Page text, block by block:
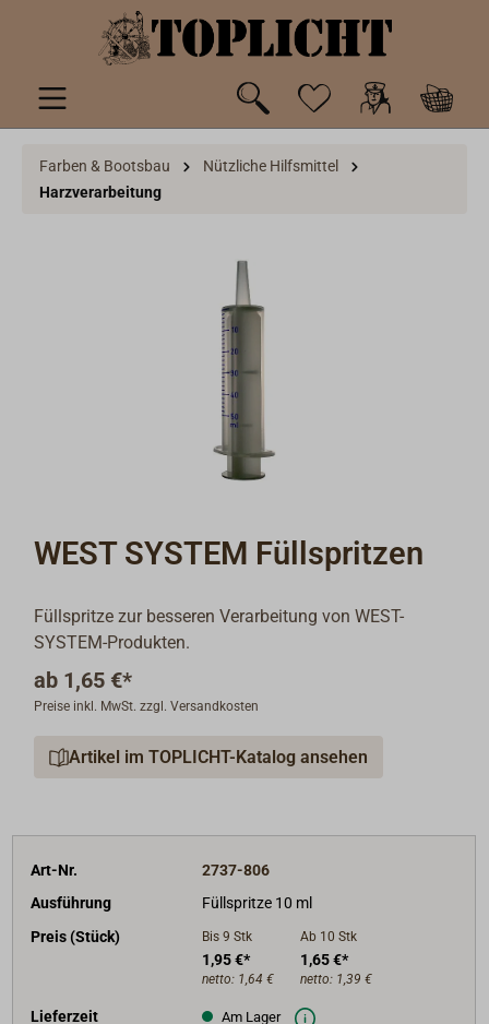
springen
Farben & Bootsbau
Nützliche Hilfsmittel
Harzverarbeitung
WEST SYSTEM Füllspritzen
Füllspritze zur besseren Verarbeitung von WEST-
SYSTEM-Produkten.
ab 1,65 €*
Preise inkl. MwSt. zzgl. Versandkosten
Artikel im TOPLICHT-Katalog ansehen
Art-Nr.
2737-806
Ausführung
Füllspritze 10 ml
Preis (Stück)
Bis 9 Stk
1,95 €*
netto: 1,64 €
Ab 10 Stk
1,65 €*
netto: 1,39 €
Lieferzeit Am Lager